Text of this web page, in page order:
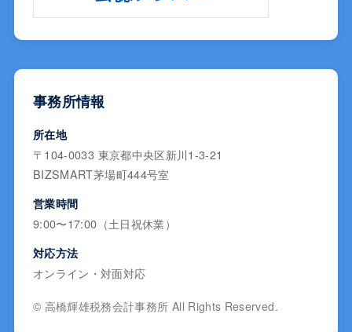
事務所情報
所在地
〒104-0033 東京都中央区新川1-3-21
BIZSMART茅場町444号室
営業時間
9:00〜17:00（土日祝休業）
対応方法
オンライン・対面対応
© 高橋輝雄税務会計事務所 All Rights Reserved.